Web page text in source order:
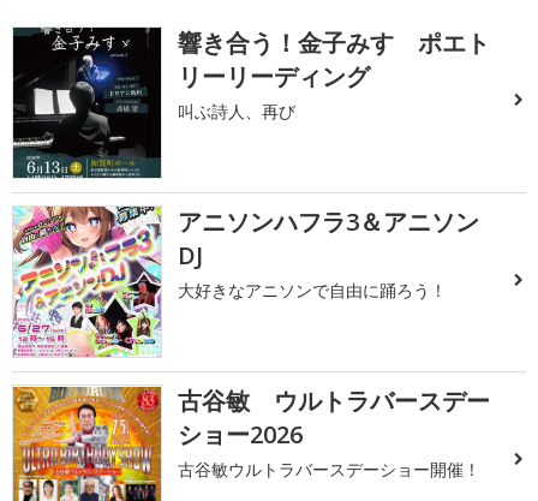
響き合う！金子みすゞポエト
リーリーディング
叫ぶ詩人、再び
アニソンハフラ3＆アニソン
DJ
大好きなアニソンで自由に踊ろう！
古谷敏 ウルトラバースデー
ショー2026
古谷敏ウルトラバースデーショー開催！